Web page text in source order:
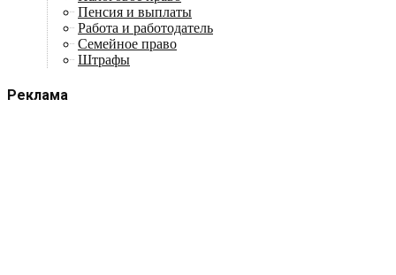
Пенсия и выплаты
Работа и работодатель
Семейное право
Штрафы
Реклама